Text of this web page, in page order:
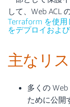
して、Web ACL
Terraform を使用
をデプロイおよ
主なリ
多くの
ために公開